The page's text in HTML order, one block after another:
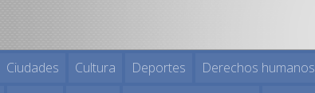
Ciudades Cultura Deportes Derechos humanos